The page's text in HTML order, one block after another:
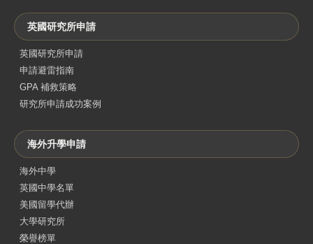
英國研究所申請
英國研究所申請
申請避雷指南
GPA 補救策略
研究所申請成功案例
海外升學申請
海外中學
英國中學名單
美國留學代辦
大學研究所
榮譽榜單